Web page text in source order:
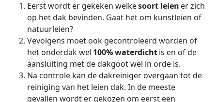
Eerst wordt er gekeken welkesoort leien er zich
op het dak bevinden. Gaat het om kunstleien of
natuurleien?
Vevolgens moet ook gecontroleerd worden of
het onderdak wel 100% waterdichtis en of de
aansluiting met de dakgoot wel in orde is.
Na controle kan de dakreiniger overgaan tot de
reiniging van het leien dak. In de meeste
gevallen wordt er gekozen om eerst een